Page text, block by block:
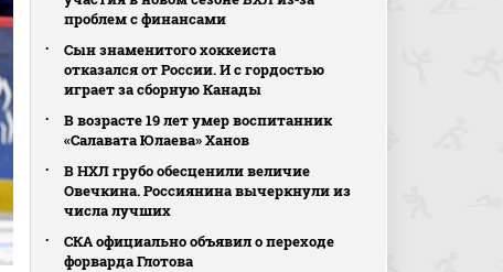
проблем с финансами
Сын знаменитого хоккеиста
отказался от России. И с гордостью
играет за сборную Канады
В возрасте 19 лет умер воспитанник
«Салавата Юлаева» Ханов
В НХЛ грубо обесценили величие
Овечкина. Россиянина вычеркнули из
числа лучших
СКА официально объявил о переходе
форварда Глотова